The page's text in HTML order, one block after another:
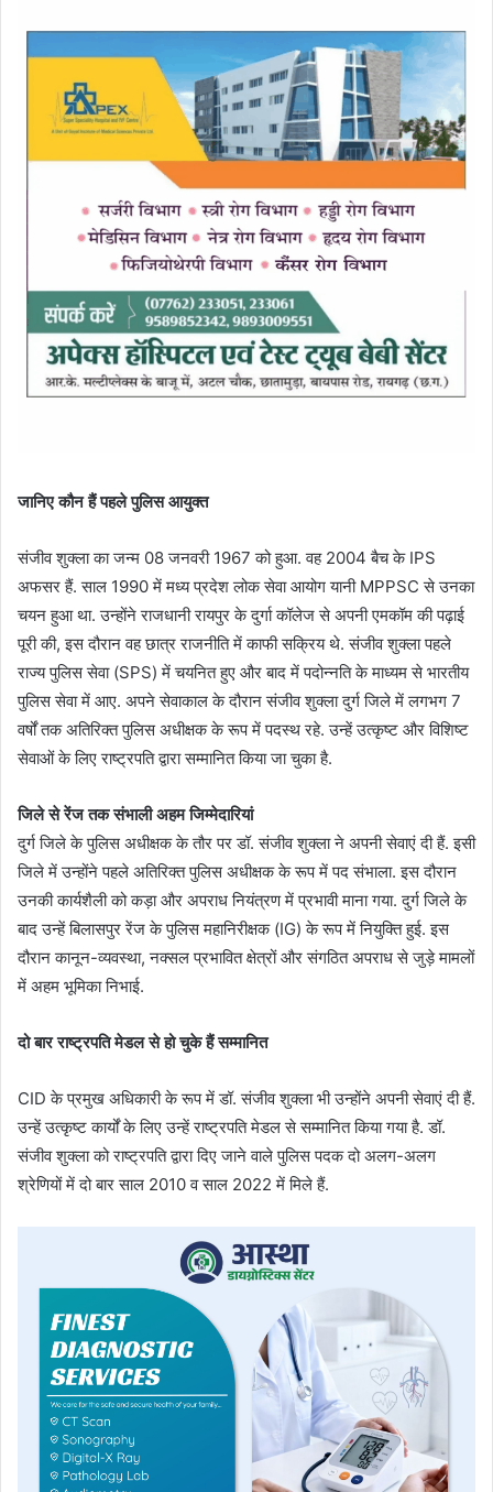
जानिए कौन हैं पहले पुलिस आयुक्त
संजीव शुक्ला का जन्म 08 जनवरी 1967 को हुआ. वह 2004 बैच के IPS
अफसर हैं. साल 1990 में मध्य प्रदेश लोक सेवा आयोग यानी MPPSC से उनका
चयन हुआ था. उन्होंने राजधानी रायपुर के दुर्गा कॉलेज से अपनी एमकॉम की पढ़ाई
पूरी की, इस दौरान वह छात्र राजनीति में काफी सक्रिय थे. संजीव शुक्ला पहले
राज्य पुलिस सेवा (SPS) में चयनित हुए और बाद में पदोन्नति के माध्यम से भारतीय
पुलिस सेवा में आए. अपने सेवाकाल के दौरान संजीव शुक्ला दुर्ग जिले में लगभग 7
वर्षों तक अतिरिक्त पुलिस अधीक्षक के रूप में पदस्थ रहे. उन्हें उत्कृष्ट और विशिष्ट
सेवाओं के लिए राष्ट्रपति द्वारा सम्मानित किया जा चुका है.
जिले से रेंज तक संभाली अहम जिम्मेदारियां
दुर्ग जिले के पुलिस अधीक्षक के तौर पर डॉ. संजीव शुक्ला ने अपनी सेवाएं दी हैं. इसी
जिले में उन्होंने पहले अतिरिक्त पुलिस अधीक्षक के रूप में पद संभाला. इस दौरान
उनकी कार्यशैली को कड़ा और अपराध नियंत्रण में प्रभावी माना गया. दुर्ग जिले के
बाद उन्हें बिलासपुर रेंज के पुलिस महानिरीक्षक (IG) के रूप में नियुक्ति हुई. इस
दौरान कानून-व्यवस्था, नक्सल प्रभावित क्षेत्रों और संगठित अपराध से जुड़े मामलों
में अहम भूमिका निभाई.
दो बार राष्ट्रपति मेडल से हो चुके हैं सम्मानित
CID के प्रमुख अधिकारी के रूप में डॉ. संजीव शुक्ला भी उन्होंने अपनी सेवाएं दी हैं.
उन्हें उत्कृष्ट कार्यों के लिए उन्हें राष्ट्रपति मेडल से सम्मानित किया गया है. डॉ.
संजीव शुक्ला को राष्ट्रपति द्वारा दिए जाने वाले पुलिस पदक दो अलग-अलग
श्रेणियों में दो बार साल 2010 व साल 2022 में मिले हैं.